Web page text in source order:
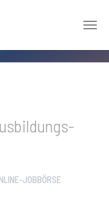
JOBBÖRSE